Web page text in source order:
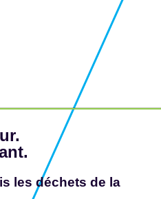
les déchets de la